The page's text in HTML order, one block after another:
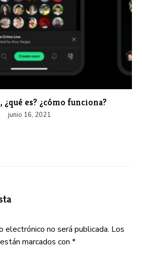
¿qué es? ¿cómo funciona?
junio 16, 2021
electrónico no será publicada. Los
marcados con *